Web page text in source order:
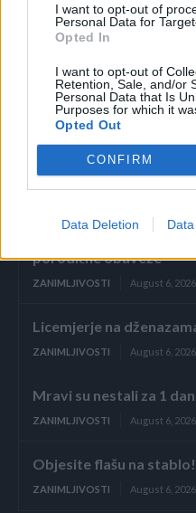
I want to opt-out of
Personal Data for
Opted In
I want to opt-out of
Retention, Sale, and/or
Personal Data that Is
Purposes for which it
Opted Out
CONFIRM
Data Deletion
smo se razdvojile. Sa jedne
više nije pored mene, ali sa
porodične obaveze
ZANIMLJIVOSTI August 6, 2026
Licemjerje na
ZANIMLJIVOSTI August 6, 2026
Mravi su nestali za 1
ZANIMLJIVOSTI August 6, 2026
Objesite flašu na
ZANIMLJIVOSTI August 6, 2026